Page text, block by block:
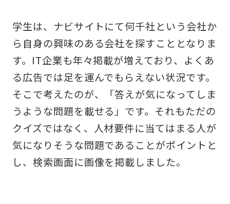
学生は、ナビサイトにて何千社という会社か
ら自身の興味のある会社を探すこととなりま
す。IT企業も年々掲載が増えており、よくあ
る広告では足を運んでもらえない状況です。
そこで考えたのが、「答えが気になってしま
うような問題を載せる」です。それもただの
クイズではなく、人材要件に当てはまる人が
気になりそうな問題であることがポイントと
し、検索画面に画像を掲載しました。